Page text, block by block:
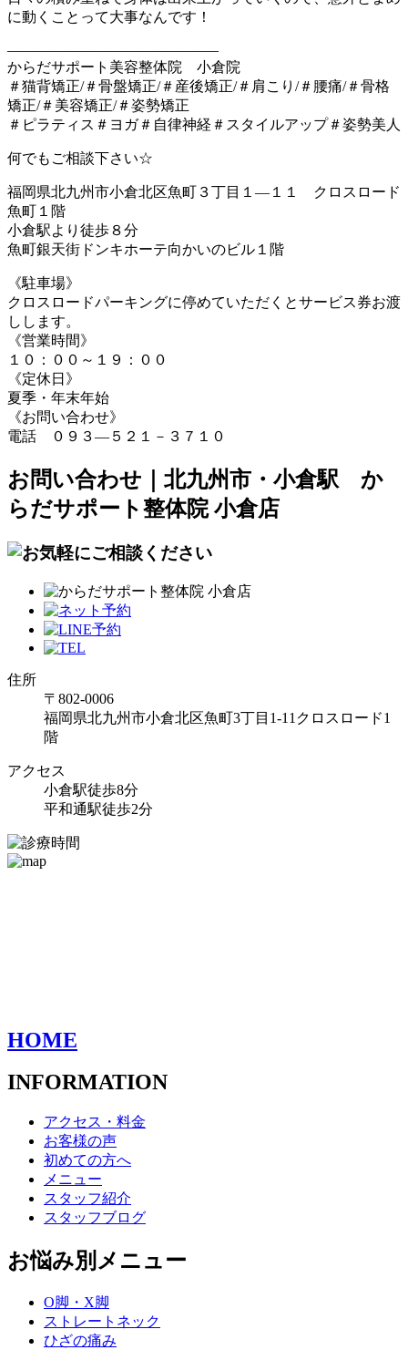
に動くことって大事なんです！
——————————————–
からだサポート美容整体院 小倉院
＃猫背矯正/＃骨盤矯正/＃産後矯正/＃肩こり/＃腰痛/＃骨格
矯正/＃美容矯正/＃姿勢矯正
＃ピラティス＃ヨガ＃自律神経＃スタイルアップ＃姿勢美人
何でもご相談下さい☆
福岡県北九州市小倉北区魚町３丁目１―１１ クロスロード
魚町１階
小倉駅より徒歩８分
魚町銀天街ドンキホーテ向かいのビル１階
《駐車場》
クロスロードパーキングに停めていただくとサービス券お渡
しします。
《営業時間》
１０：００～１９：００
《定休日》
夏季・年末年始
《お問い合わせ》
電話 ０９３―５２１－３７１０
お問い合わせ｜北九州市・小倉駅 か
らだサポート整体院 小倉店
住所
〒802-0006
福岡県北九州市小倉北区魚町3丁目1-11クロスロード1
階
アクセス
小倉駅徒歩8分
平和通駅徒歩2分
HOME
INFORMATION
アクセス・料金
お客様の声
初めての方へ
メニュー
スタッフ紹介
スタッフブログ
お悩み別メニュー
O脚・X脚
ストレートネック
ひざの痛み